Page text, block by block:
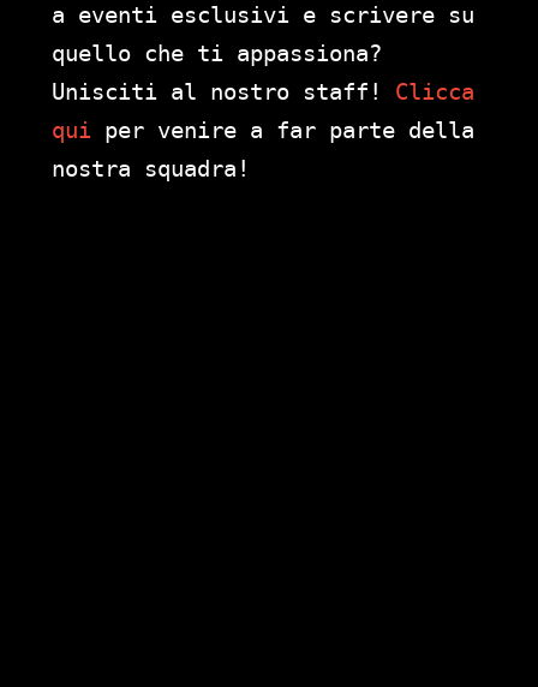
a eventi esclusivi e scrivere su
quello che ti appassiona?
Unisciti al nostro staff! Clicca
qui per venire a far parte della
nostra squadra!